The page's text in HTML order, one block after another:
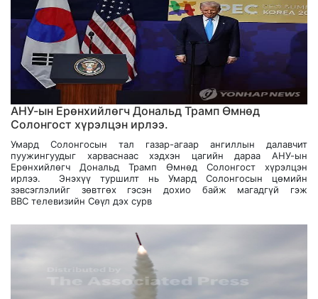
АНУ-ын Ерөнхийлөгч Дональд Трамп Өмнөд
Солонгост хүрэлцэн ирлээ.
Умард Солонгосын тал газар-агаар ангиллын далавчит
пуужингуудыг харваснаас хэдхэн цагийн дараа АНУ-ын
Ерөнхийлөгч Дональд Трамп Өмнөд Солонгост хүрэлцэн
ирлээ. Энэхүү туршилт нь Умард Солонгосын цөмийн
зэвсэглэлийг зөвтгөх гэсэн дохио байж магадгүй гэж
BBC телевизийн Сөүл дэх сурв